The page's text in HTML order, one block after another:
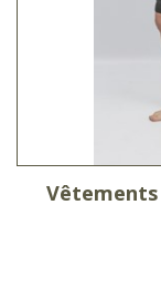
Vêtements